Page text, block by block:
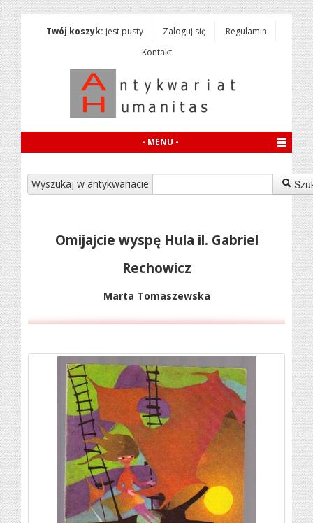
Twój koszyk: jest pusty Zaloguj się
Regulamin
Kontakt
- MENU -
Wyszukaj w antykwariacie
Omijajcie wyspę Hula il. Gabriel
Rechowicz
Marta Tomaszewska